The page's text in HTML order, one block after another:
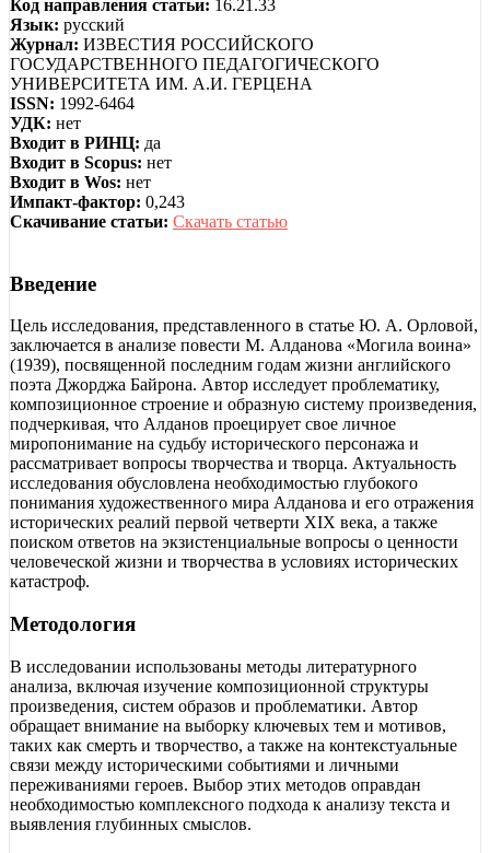
Код направления статьи: 16.21.33
Язык: русский
Журнал: ИЗВЕСТИЯ РОССИЙСКОГО
ГОСУДАРСТВЕННОГО ПЕДАГОГИЧЕСКОГО
УНИВЕРСИТЕТА ИМ. А.И. ГЕРЦЕНА
ISSN: 1992-6464
УДК: нет
Входит в РИНЦ: да
Входит в Scopus: нет
Входит в Wos: нет
Импакт-фактор: 0,243
Скачивание статьи: Скачать статью
Введение
Цель исследования, представленного в статье Ю. А. Орловой,
заключается в анализе повести М. Алданова «Могила воина»
(1939), посвященной последним годам жизни английского
поэта Джорджа Байрона. Автор исследует проблематику,
композиционное строение и образную систему произведения,
подчеркивая, что Алданов проецирует свое личное
миропонимание на судьбу исторического персонажа и
рассматривает вопросы творчества и творца. Актуальность
исследования обусловлена необходимостью глубокого
понимания художественного мира Алданова и его отражения
исторических реалий первой четверти XIX века, а также
поиском ответов на экзистенциальные вопросы о ценности
человеческой жизни и творчества в условиях исторических
катастроф.
Методология
В исследовании использованы методы литературного
анализа, включая изучение композиционной структуры
произведения, систем образов и проблематики. Автор
обращает внимание на выборку ключевых тем и мотивов,
таких как смерть и творчество, а также на контекстуальные
связи между историческими событиями и личными
переживаниями героев. Выбор этих методов оправдан
необходимостью комплексного подхода к анализу текста и
выявления глубинных смыслов.